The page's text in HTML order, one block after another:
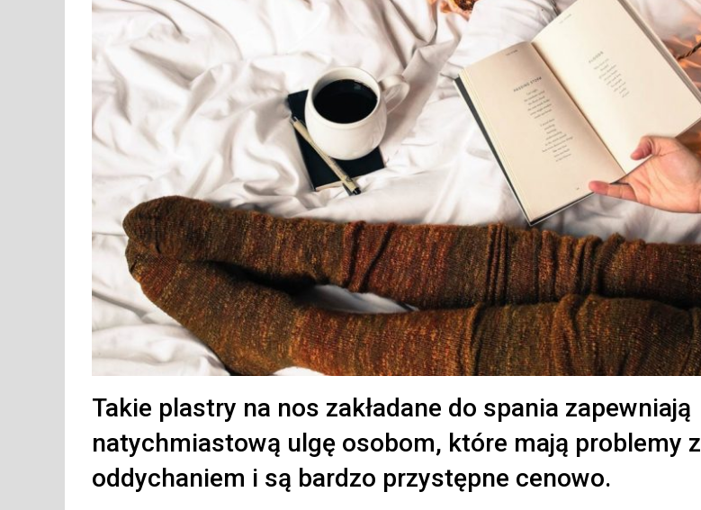
Takie plastry na nos zakładane do spania zapewniają
natychmiastową ulgę osobom, które mają problemy z
oddychaniem i są bardzo przystępne cenowo.